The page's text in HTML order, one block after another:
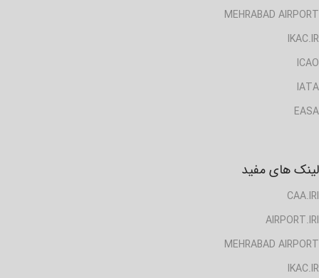
MEHRABAD AIRPORT
IKAC.IR
ICAO
IATA
EASA
لینک های مفید
CAA.IRI
AIRPORT.IRI
MEHRABAD AIRPORT
IKAC.IR